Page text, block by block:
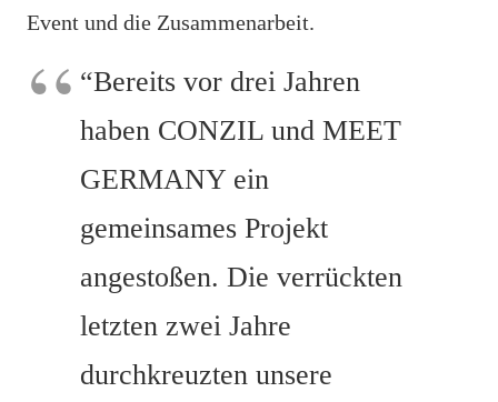
Event und die Zusammenarbeit.
“Bereits vor drei Jahren
haben CONZIL und MEET
GERMANY ein
gemeinsames Projekt
angestoßen. Die verrückten
letzten zwei Jahre
durchkreuzten unsere